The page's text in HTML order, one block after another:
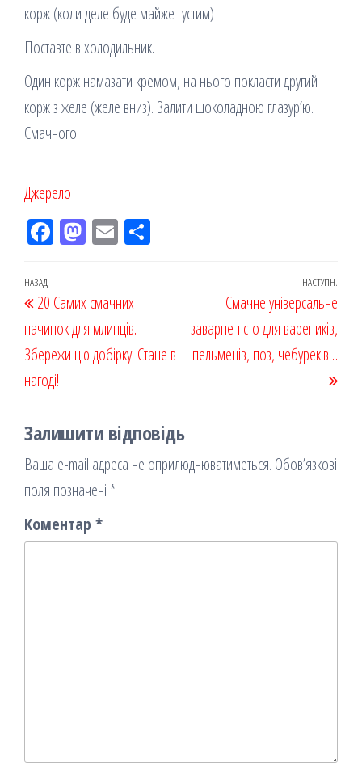
корж (коли деле буде майже густим)
Поставте в холодильник.
Один корж намазати кремом, на нього покласти другий
корж з желе (желе вниз). Залити шоколадною глазур’ю.
Смачного!
Джерело
Fac
k
M
on
Em
Навігація
записів
Попередній
запис
НАЗАД
20 Самих смачних
начинок для млинців.
Збережи цю добірку! Стане в
нагоді!
НАСТУПН.
Смачне універсальне
заварне тісто для вареників,
пельменів, поз, чебуреків…
Залишити відповідь
Ваша e-mail адреса не оприлюднюватиметься. Обов’язкові
поля позначені *
Коментар *